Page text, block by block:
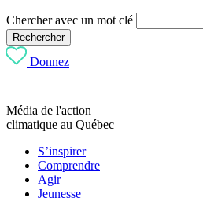
Chercher avec un mot clé
Rechercher
Donnez
Média de l'action
climatique au Québec
S’inspirer
Comprendre
Agir
Jeunesse